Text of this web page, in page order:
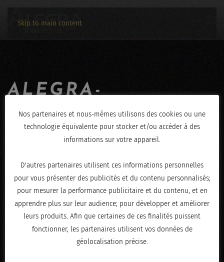
Skip to main content
ALEGRA-
JEROME_HENRY-
08122019-8141
Nos partenaires et nous-mêmes utilisons des cookies ou une
technologie équivalente pour stocker et/ou accéder à des
informations sur votre appareil.
D'autres partenaires utilisent ces informations personnelles
pour vous présenter des publicités et du contenu personnalisés;
pour mesurer la performance publicitaire et du contenu, et en
apprendre plus sur leur audience; pour développer et améliorer
leurs produits. Afin que certaines de ces finalités puissent
fonctionner, les partenaires utilisent vos données de
géolocalisation précise.